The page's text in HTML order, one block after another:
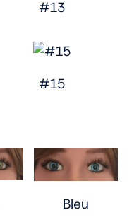
#13
#15
Bleu